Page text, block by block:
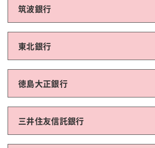
筑波銀行
東北銀行
徳島大正銀行
三井住友信託銀行